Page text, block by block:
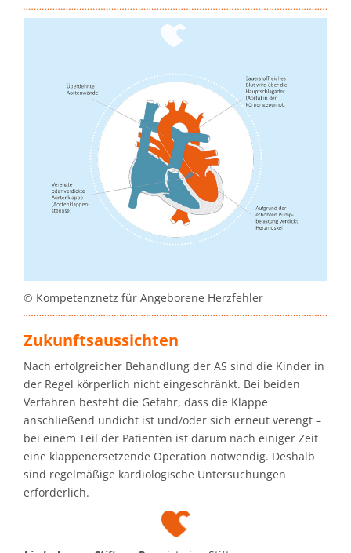
© Kompetenznetz für Angeborene Herzfehler
Zukunftsaussichten
Nach erfolgreicher Behandlung der AS sind die Kinder in
der Regel körperlich nicht eingeschränkt. Bei beiden
Verfahren besteht die Gefahr, dass die Klappe
anschließend undicht ist und/oder sich erneut verengt –
bei einem Teil der Patienten ist darum nach einiger Zeit
eine klappenersetzende Operation notwendig. Deshalb
sind regelmäßige kardiologische Untersuchungen
erforderlich.